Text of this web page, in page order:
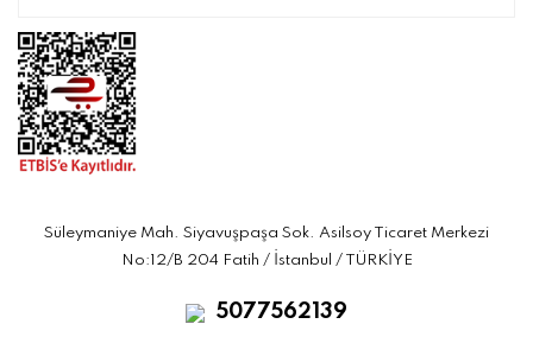
Süleymaniye Mah. Siyavuşpaşa Sok. Asilsoy Ticaret Merkezi
No:12/B 204 Fatih / İstanbul / TÜRKİYE
5077562139